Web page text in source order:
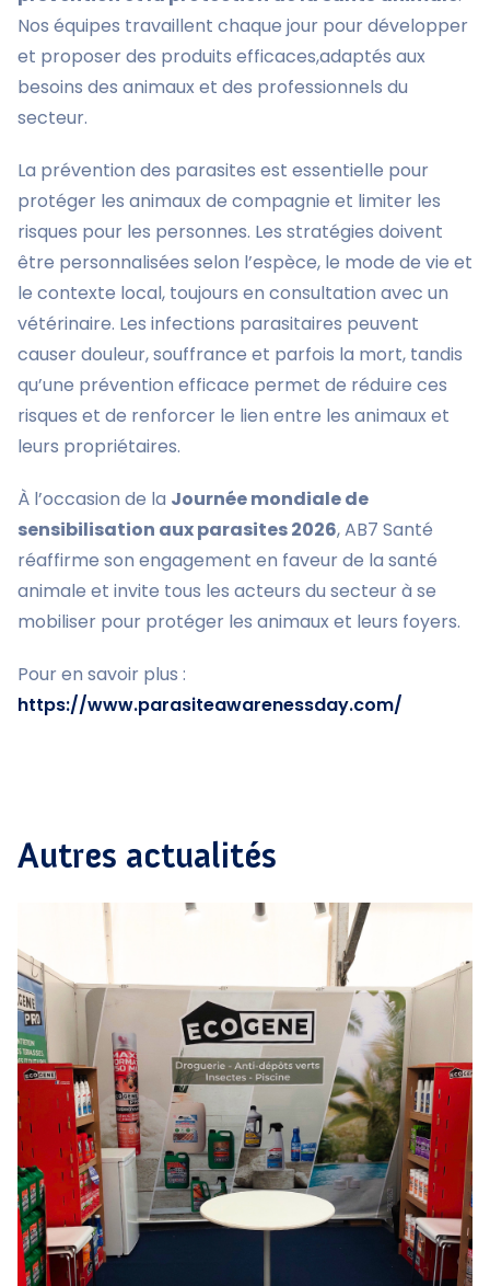
Nos équipes travaillent chaque jour pour développer
et proposer des produits efficaces,adaptés aux
besoins des animaux et des professionnels du
secteur.
La prévention des parasites est essentielle pour
protéger les animaux de compagnie et limiter les
risques pour les personnes. Les stratégies doivent
être personnalisées selon l’espèce, le mode de vie et
le contexte local, toujours en consultation avec un
vétérinaire. Les infections parasitaires peuvent
causer douleur, souffrance et parfois la mort, tandis
qu’une prévention efficace permet de réduire ces
risques et de renforcer le lien entre les animaux et
leurs propriétaires.
À l’occasion de la Journée mondiale de
sensibilisation aux parasites 2026, AB7 Santé
réaffirme son engagement en faveur de la santé
animale et invite tous les acteurs du secteur à se
mobiliser pour protéger les animaux et leurs foyers.
Pour en savoir plus :
https://www.parasiteawarenessday.com/
Autres actualités